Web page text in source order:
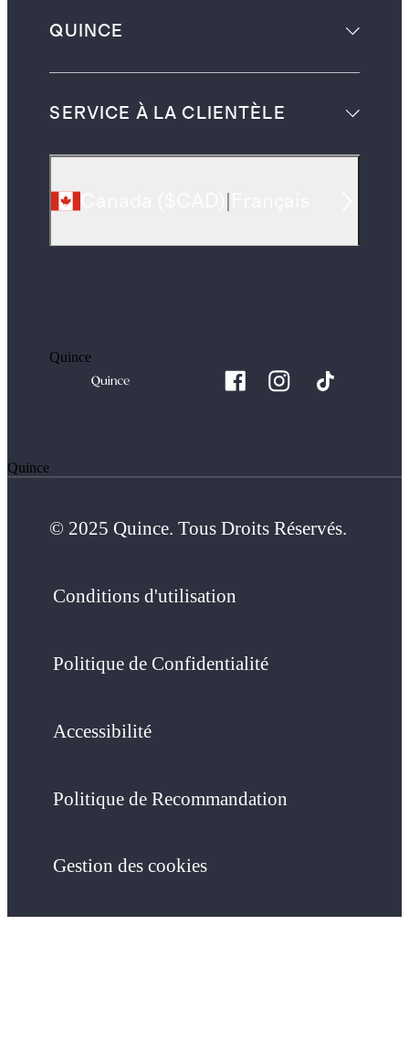
QUINCE
SERVICE À LA CLIENTÈLE
Quince
Quince
© 2025 Quince. Tous Droits Réservés.
Conditions d'utilisation
Politique de Confidentialité
Accessibilité
Politique de Recommandation
Gestion des cookies